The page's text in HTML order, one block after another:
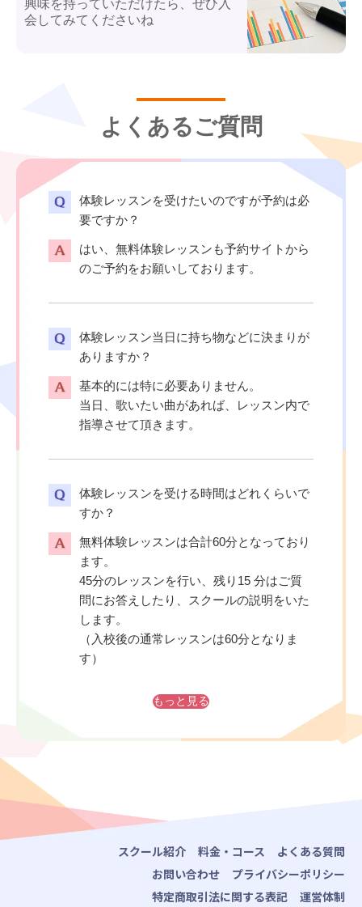
興味を持っていただけたら、ぜひ入
会してみてくださいね
よくあるご質問
体験レッスンを受けたいのですが予約は必
要ですか？
はい、無料体験レッスンも予約サイトから
のご予約をお願いしております。
体験レッスン当日に持ち物などに決まりが
ありますか？
基本的には特に必要ありません。
当日、歌いたい曲があれば、レッスン内で
指導させて頂きます。
体験レッスンを受ける時間はどれくらいで
すか？
無料体験レッスンは合計60分となっており
ます。
45分のレッスンを行い、残り15 分はご質
問にお答えしたり、スクールの説明をいた
します。
（入校後の通常レッスンは60分となりま
す）
もっと見る
スクール紹介 料金・コース
よくある質問
お問い合わせ
プライバシーポリシー
特定商取引法に関する表記
運営体制